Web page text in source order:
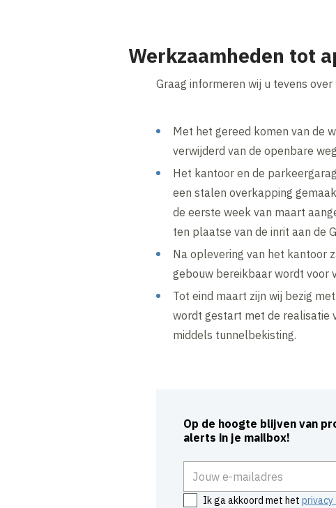
Werkzaamheden tot
Graag informeren wij u tevens
Met het gereed komen van de
verwijderd van de openbare
Het kantoor en de
een stalen overkapping
de eerste week van maart
ten plaatse van de inrit aan de
Na oplevering van het kantoor
gebouw bereikbaar wordt voor
Tot eind maart zijn wij bezig
wordt gestart met de realisatie
middels tunnelbekisting.
Op de hoogte blijven van
alerts in je mailbox!
Ik ga akkoord met het